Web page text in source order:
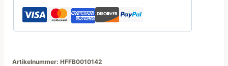
Artikelnummer: HFFB0010142